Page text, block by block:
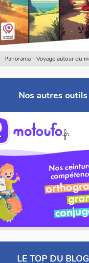
- Voyage autour du monde
Nos autres outils
LE TOP DU BLOG